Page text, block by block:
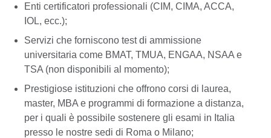
Enti certificatori professionali (CIM, CIMA, ACCA,
IOL, ecc.);
Servizi che forniscono test di ammissione
universitaria come BMAT, TMUA, ENGAA, NSAA e
TSA (non disponibili al momento);
Prestigiose istituzioni che offrono corsi di laurea,
master, MBA e programmi di formazione a distanza,
per i quali è possibile sostenere gli esami in Italia
presso le nostre sedi di Roma o Milano;